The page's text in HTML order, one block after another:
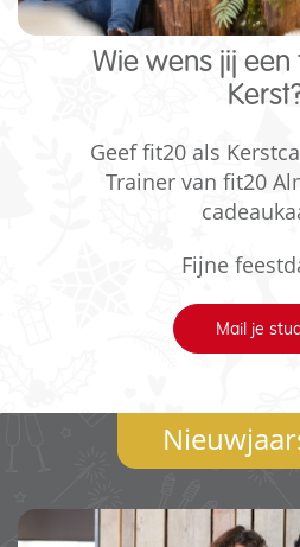
Wie wens jij een
Geef fit20 als
Trainer van fit20
Fijne
Mail je